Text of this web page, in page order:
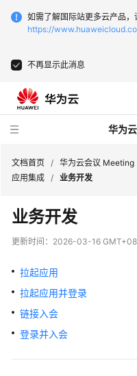
如需了解国际站更多云产品，
https://
不再显示此消息
华为
最
新
动
务
公
告
文档首页 / 华为云会议 Meeting
应用集成 / 业务开发
业务开发
更新时间： 2026-03-16
拉起应用
拉起应用并登录
链接入会
登录并入会